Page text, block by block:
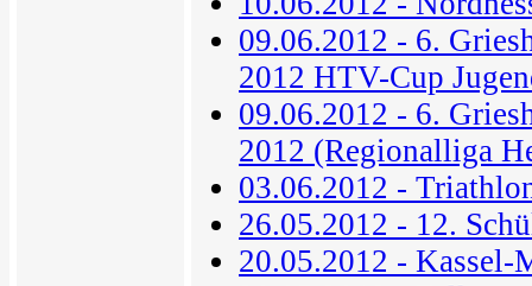
09.06.2012 - 6.
2012 HTV-Cup
09.06.2012 - 6.
2012 (Regionalliga
03.06.2012 -
26.05.2012 - 12.
20.05.2012 - Kassel-